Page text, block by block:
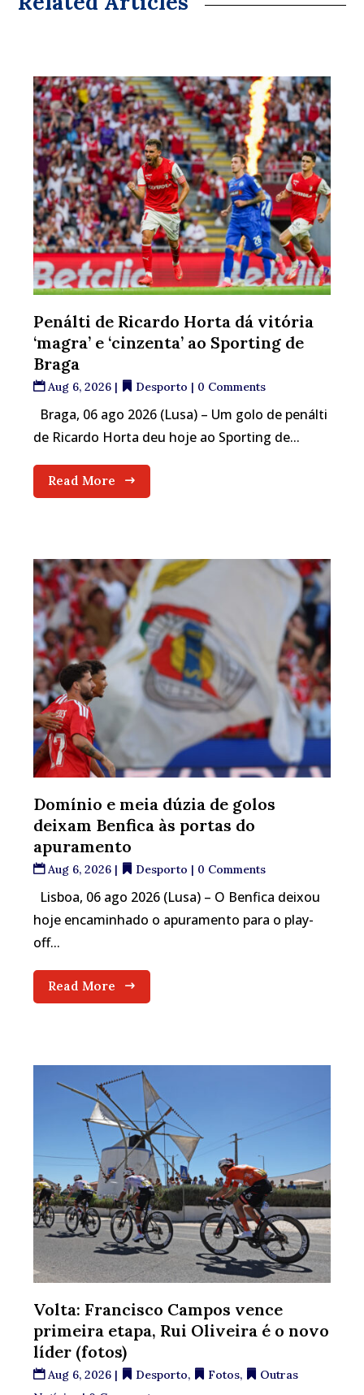
Penálti de Ricardo Horta dá vitória
‘magra’ e ‘cinzenta’ ao Sporting de
Braga
Aug 6, 2026 | Desporto | 0 Comments
Braga, 06 ago 2026 (Lusa) – Um golo de penálti
de Ricardo Horta deu hoje ao Sporting de...
Read More
Domínio e meia dúzia de golos
deixam Benfica às portas do
apuramento
Aug 6, 2026 | Desporto | 0 Comments
Lisboa, 06 ago 2026 (Lusa) – O Benfica deixou
hoje encaminhado o apuramento para o play-
off...
Read More
Volta: Francisco Campos vence
primeira etapa, Rui Oliveira é o novo
líder (fotos)
Aug 6, 2026 | Desporto, Fotos,
Outras